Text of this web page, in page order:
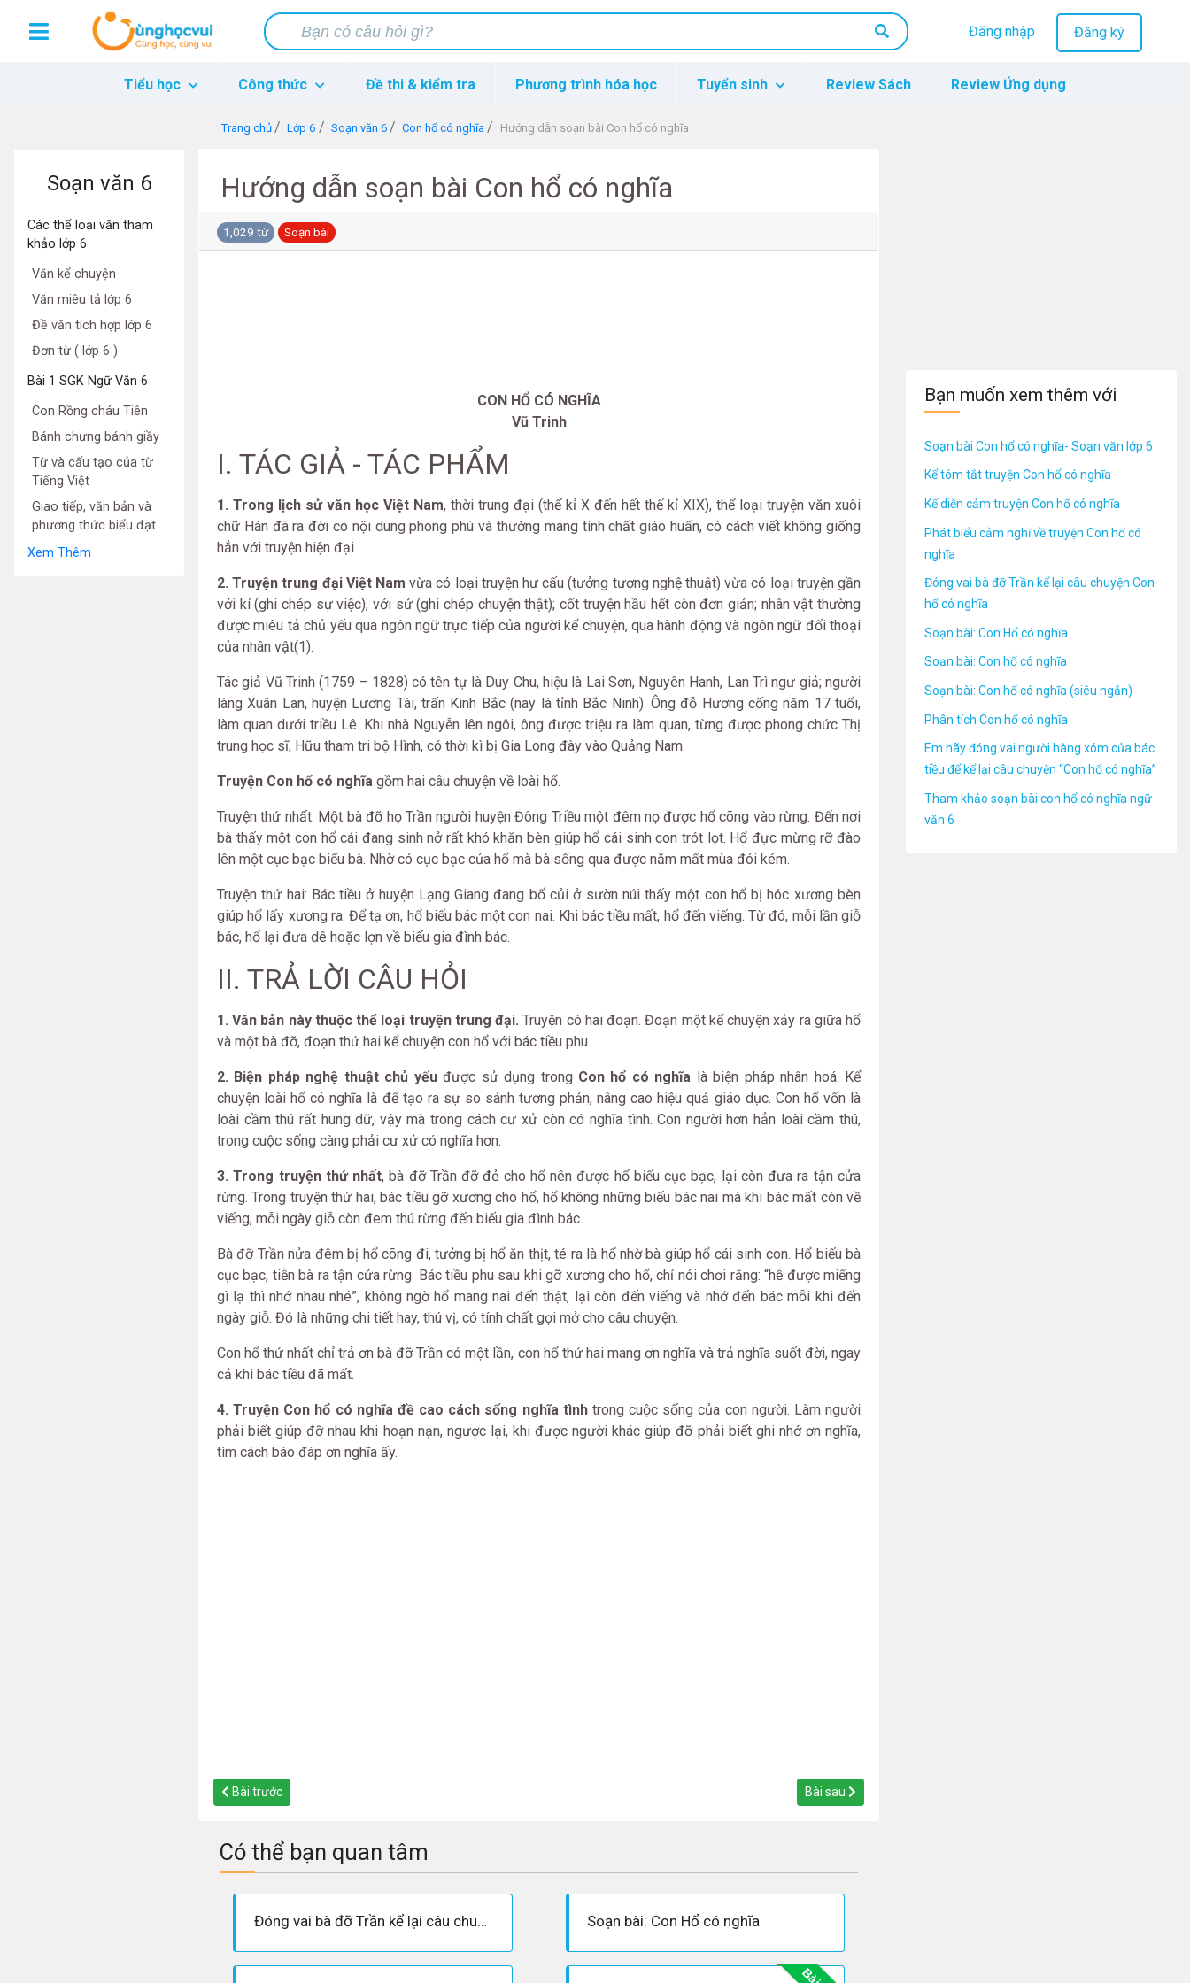
Đăng nhập Đăng ký
Tiểu học Công thức Đề thi & kiểm tra Phương trình hóa học Tuyển sinh Review Sách Review Ứng dụng
Trang chủ Lớp 6 Soạn văn 6 Con hổ có nghĩa Hướng dẫn soạn bài Con hổ có nghĩa
Soạn văn 6
Các thể loại văn tham
khảo lớp 6
Văn kể chuyện
Văn miêu tả lớp 6
Đề văn tích hợp lớp 6
Đơn từ ( lớp 6 )
Bài 1 SGK Ngữ Văn 6
Con Rồng cháu Tiên
Bánh chưng bánh giầy
Từ và cấu tạo của từ
Tiếng Việt
Giao tiếp, văn bản và
phương thức biểu đạt
Xem Thêm
Hướng dẫn soạn bài Con hổ có nghĩa
1,029 từ Soạn bài
CON HỔ CÓ NGHĨA
Vũ Trinh
I. TÁC GIẢ - TÁC PHẨM
1. Trong lịch sử văn học Việt Nam, thời trung đại (thế kỉ X đến hết thế kỉ XIX), thể loại truyện văn xuôi
chữ Hán đã ra đời có nội dung phong phú và thường mang tính chất giáo huấn, có cách viết không giống
hẳn với truyện hiện đại.
2. Truyện trung đại Việt Nam vừa có loại truyện hư cấu (tưởng tượng nghệ thuật) vừa có loại truyện gần
với kí (ghi chép sự việc), với sử (ghi chép chuyện thật); cốt truyện hầu hết còn đơn giản; nhân vật thường
được miêu tả chủ yếu qua ngôn ngữ trực tiếp của người kể chuyện, qua hành động và ngôn ngữ đối thoại
của nhân vật(1).
Tác giả Vũ Trinh (1759 – 1828) có tên tự là Duy Chu, hiệu là Lai Sơn, Nguyên Hanh, Lan Trì ngư giả; người
làng Xuân Lan, huyện Lương Tài, trấn Kinh Bắc (nay là tỉnh Bắc Ninh). Ông đỗ Hương cống năm 17 tuổi,
làm quan dưới triều Lê. Khi nhà Nguyễn lên ngôi, ông được triệu ra làm quan, từng được phong chức Thị
trung học sĩ, Hữu tham tri bộ Hình, có thời kì bị Gia Long đày vào Quảng Nam.
Truyện Con hổ có nghĩa gồm hai câu chuyện về loài hổ.
Truyện thứ nhất: Một bà đỡ họ Trần người huyện Đông Triều một đêm nọ được hổ cõng vào rừng. Đến nơi
bà thấy một con hổ cái đang sinh nở rất khó khăn bèn giúp hổ cái sinh con trót lọt. Hổ đực mừng rỡ đào
lên một cục bạc biếu bà. Nhờ có cục bạc của hổ mà bà sống qua được năm mất mùa đói kém.
Truyện thứ hai: Bác tiều ở huyện Lạng Giang đang bổ củi ở sườn núi thấy một con hổ bị hóc xương bèn
giúp hổ lấy xương ra. Để tạ ơn, hổ biếu bác một con nai. Khi bác tiều mất, hổ đến viếng. Từ đó, mỗi lần giỗ
bác, hổ lại đưa dê hoặc lợn về biếu gia đình bác.
II. TRẢ LỜI CÂU HỎI
1. Văn bản này thuộc thể loại truyện trung đại. Truyện có hai đoạn. Đoạn một kể chuyện xảy ra giữa hổ
và một bà đỡ, đoạn thứ hai kể chuyện con hổ với bác tiều phu.
2. Biện pháp nghệ thuật chủ yếuđược sử dụng trong Con hổ có nghĩa là biện pháp nhân hoá. Kể
chuyện loài hổ có nghĩa là để tạo ra sự so sánh tương phản, nâng cao hiệu quả giáo dục. Con hổ vốn là
loài cầm thú rất hung dữ, vậy mà trong cách cư xử còn có nghĩa tình. Con người hơn hẳn loài cầm thú,
trong cuộc sống càng phải cư xử có nghĩa hơn.
3. Trong truyện thứ nhất, bà đỡ Trần đỡ đẻ cho hổ nên được hổ biếu cục bạc, lại còn đưa ra tận cửa
rừng. Trong truyện thứ hai, bác tiều gỡ xương cho hổ, hổ không những biếu bác nai mà khi bác mất còn về
viếng, mỗi ngày giỗ còn đem thú rừng đến biếu gia đình bác.
Bà đỡ Trần nửa đêm bị hổ cõng đi, tưởng bị hổ ăn thịt, té ra là hổ nhờ bà giúp hổ cái sinh con. Hổ biếu bà
cục bạc, tiễn bà ra tận cửa rừng. Bác tiều phu sau khi gỡ xương cho hổ, chỉ nói chơi rằng: “hễ được miếng
gì lạ thì nhớ nhau nhé”, không ngờ hổ mang nai đến thật, lại còn đến viếng và nhớ đến bác mỗi khi đến
ngày giỗ. Đó là những chi tiết hay, thú vị, có tính chất gợi mở cho câu chuyện.
Con hổ thứ nhất chỉ trả ơn bà đỡ Trần có một lần, con hổ thứ hai mang ơn nghĩa và trả nghĩa suốt đời, ngay
cả khi bác tiều đã mất.
4. Truyện Con hổ có nghĩa đề cao cách sống nghĩa tìnhtrong cuộc sống của con người. Làm người
phải biết giúp đỡ nhau khi hoạn nạn, ngược lại, khi được người khác giúp đỡ phải biết ghi nhớ ơn nghĩa,
tìm cách báo đáp ơn nghĩa ấy.
Bài trước Bài sau
Có thể bạn quan tâm
Đóng vai bà đỡ Trần kể lại câu chuyện Con hổ có nghĩa Soạn bài: Con Hổ có nghĩa
Bạn muốn xem thêm với
Soạn bài Con hổ có nghĩa- Soạn văn lớp 6
Kể tóm tắt truyện Con hổ có nghĩa
Kể diễn cảm truyện Con hổ có nghĩa
Phát biểu cảm nghĩ về truyện Con hổ có
nghĩa
Đóng vai bà đỡ Trần kể lại câu chuyện Con
hổ có nghĩa
Soạn bài: Con Hổ có nghĩa
Soạn bài: Con hổ có nghĩa
Soạn bài: Con hổ có nghĩa (siêu ngắn)
Phân tích Con hổ có nghĩa
Em hãy đóng vai người hàng xóm của bác
tiều để kể lại câu chuyện “Con hổ có nghĩa”
Tham khảo soạn bài con hổ có nghĩa ngữ
văn 6